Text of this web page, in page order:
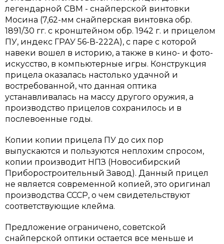
легендарной СВМ - снайперской винтовки
Мосина (7,62-мм снайперская винтовка обр.
1891/30 гг. с кронштейном обр. 1942 г. и прицелом
ПУ, индекс ГРАУ 56-В-222А), с паре с которой
навеки вошел в историю, а также в кино- и фото-
искусство, в компьютерные игры. Конструкция
прицела оказалась настолько удачной и
востребованной, что данная оптика
устанавливалась на массу другого оружия, а
производство прицелов сохранилось и в
послевоенные годы.
Копии копии прицела ПУ до сих пор
выпускаются и пользуются неплохим спросом,
копии производит НПЗ (Новосибирский
Приборостроительный Завод). Данный прицел
не является современной копией, это оригинал
производства СССР, о чем свидетельствуют
соответствующие клейма.
Предложение ограничено, советской
снайперской оптики остается все меньше и